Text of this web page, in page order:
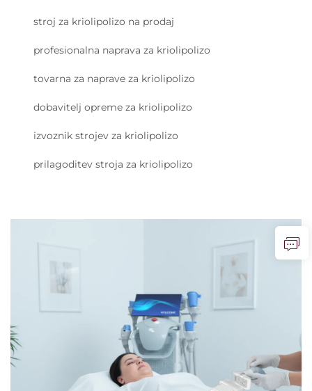
stroj za kriolipolizo na prodaj
profesionalna naprava za kriolipolizo
tovarna za naprave za kriolipolizo
dobavitelj opreme za kriolipolizo
izvoznik strojev za kriolipolizo
prilagoditev stroja za kriolipolizo